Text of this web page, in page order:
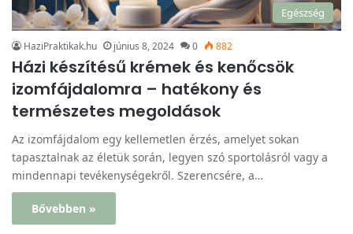
Egészség
HaziPraktikak.hu június 8, 2024 0 882
Házi készítésű krémek és kenőcsök
izomfájdalomra – hatékony és
természetes megoldások
Az izomfájdalom egy kellemetlen érzés, amelyet sokan
tapasztalnak az életük során, legyen szó sportolásról vagy a
mindennapi tevékenységekről. Szerencsére, a…
Bővebben »